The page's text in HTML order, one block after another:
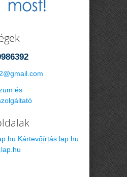
és
Kártevőírtás.lap.hu